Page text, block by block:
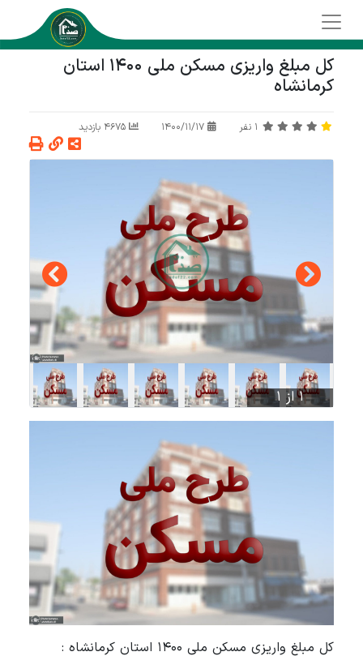
کل مبلغ واریزی مسکن ملی 1400 استان
کرمانشاه
1 نفر
1 از 1
کل مبلغ واریزی مسکن ملی 1400 استان کرمانشاه :